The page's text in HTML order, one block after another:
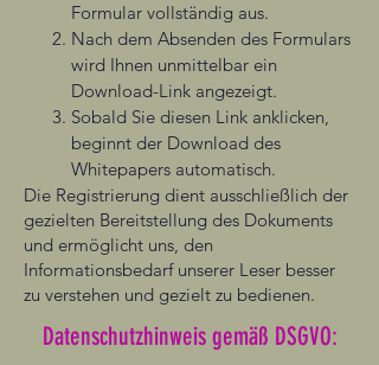
Formular vollständig aus.
Nach dem Absenden des Formulars
wird Ihnen unmittelbar ein
Download-Link angezeigt.
Sobald Sie diesen Link anklicken,
beginnt der Download des
Whitepapers automatisch.
Die Registrierung dient ausschließlich der
gezielten Bereitstellung des Dokuments
und ermöglicht uns, den
Informationsbedarf unserer Leser besser
zu verstehen und gezielt zu bedienen.
Datenschutzhinweis gemäß DSGVO: